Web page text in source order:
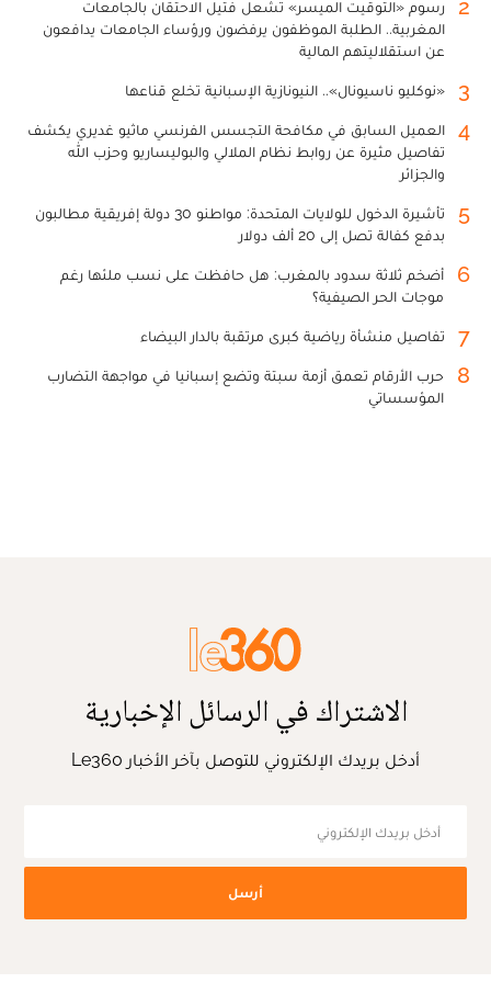
2
رسوم «التوقيت الميسر» تشعل فتيل الاحتقان بالجامعات
المغربية.. الطلبة الموظفون يرفضون ورؤساء الجامعات يدافعون
عن استقلاليتهم المالية
3 «نوكليو ناسيونال».. النيونازية الإسبانية تخلع قناعها
4
العميل السابق في مكافحة التجسس الفرنسي ماثيو غديري يكشف
تفاصيل مثيرة عن روابط نظام الملالي والبوليساريو وحزب الله
والجزائر
5
تأشيرة الدخول للولايات المتحدة: مواطنو 30 دولة إفريقية مطالبون
بدفع كفالة تصل إلى 20 ألف دولار
6
أضخم ثلاثة سدود بالمغرب: هل حافظت على نسب ملئها رغم
موجات الحر الصيفية؟
7 تفاصيل منشأة رياضية كبرى مرتقبة بالدار البيضاء
8
حرب الأرقام تعمق أزمة سبتة وتضع إسبانيا في مواجهة التضارب
المؤسساتي
الاشتراك في الرسائل الإخبارية
أدخل بريدك الإلكتروني للتوصل بآخر الأخبار Le360
أرسل